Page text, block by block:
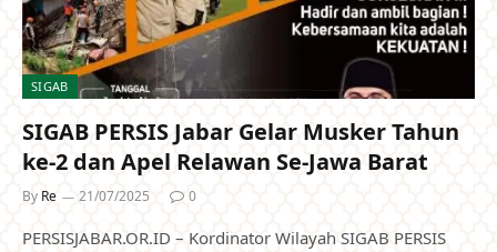
SIGAB
SIGAB PERSIS Jabar Gelar Musker Tahun
ke-2 dan Apel Relawan Se-Jawa Barat
By Re 21/07/2025 0
PERSISJABAR.OR.ID – Kordinator Wilayah SIGAB PERSIS